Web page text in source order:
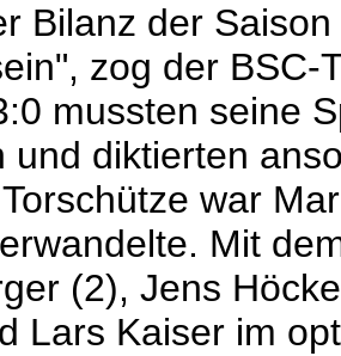
Bilanz der
zog der
mussten seine
und diktierten
war
Mit
(2), Jens
Lars Kaiser im